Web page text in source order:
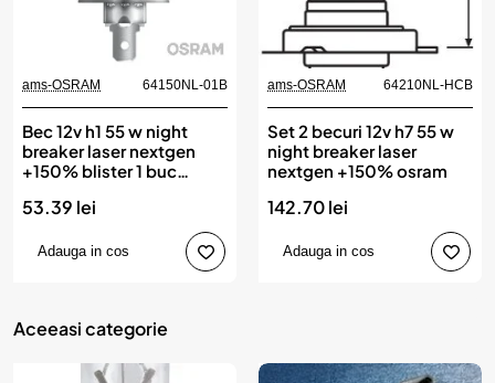
ams-OSRAM 64150NL-01B
Bec 12v h1 55 w night
breaker laser nextgen
+150% blister 1 buc
53.39 lei
Adauga in cos
ams-OSRAM 64210NL-HCB
Set 2 becuri 12v h7 55 w
night breaker laser
nextgen +150% osram
142.70 lei
Adauga in cos
Aceeasi categorie